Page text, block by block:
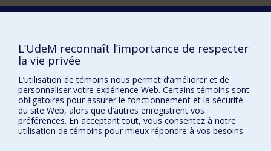
Plan du site
Accessibilité
FACULTÉ DES ARTS ET DES SCIENCES
Nos départements et écoles
L’UdeM reconnaît l’importance de respecter
la vie privée
L’utilisation de témoins nous permet d’améliorer et de
personnaliser votre expérience Web. Certains témoins sont
obligatoires pour assurer le fonctionnement et la sécurité
du site Web, alors que d’autres enregistrent vos
préférences. En acceptant tout, vous consentez à notre
utilisation de témoins pour mieux répondre à vos besoins.